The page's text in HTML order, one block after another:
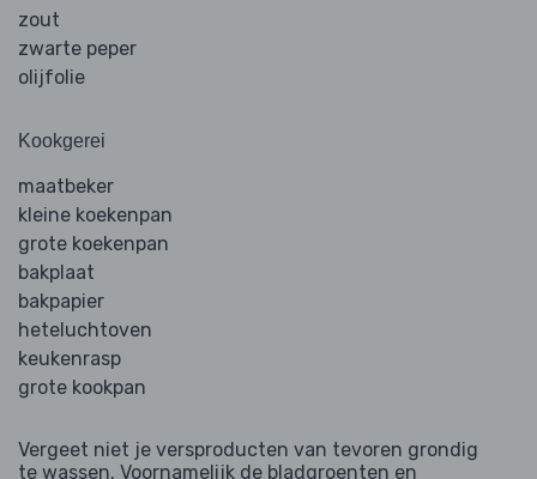
zout
zwarte peper
olijfolie
Kookgerei
maatbeker
kleine koekenpan
grote koekenpan
bakplaat
bakpapier
heteluchtoven
keukenrasp
grote kookpan
Vergeet niet je versproducten van tevoren grondig
te wassen. Voornamelijk de bladgroenten en